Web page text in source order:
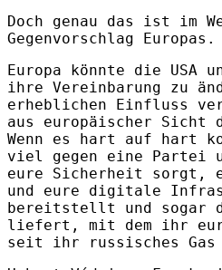
Doch genau das ist im
Gegenvorschlag Europas.
Europa könnte die USA
ihre Vereinbarung zu
erheblichen Einfluss
aus europäischer Sicht
Wenn es hart auf hart
viel gegen eine Partei
eure Sicherheit sorgt,
und eure digitale
bereitstellt und sogar
liefert, mit dem ihr
seit ihr russisches